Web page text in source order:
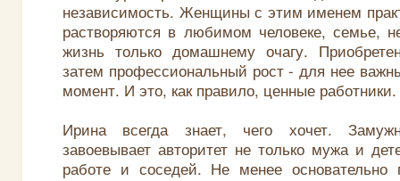
независимость. Женщины с этим именем
растворяются в любимом человеке, семье,
жизнь только домашнему очагу.
затем профессиональный рост - для нее
момент. И это, как правило, ценные работники.
Ирина всегда знает, чего хочет.
завоевывает авторитет не только мужа и
работе и соседей. Не менее